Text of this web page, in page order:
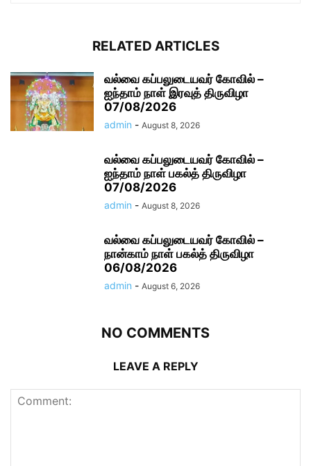
RELATED ARTICLES
வல்வை கப்பலுடையவர் கோவில் –
ஐந்தாம் நாள் இரவுத் திருவிழா
07/08/2026
admin - August 8, 2026
வல்வை கப்பலுடையவர் கோவில் –
ஐந்தாம் நாள் பகல்த் திருவிழா
07/08/2026
admin - August 8, 2026
வல்வை கப்பலுடையவர் கோவில் –
நான்காம் நாள் பகல்த் திருவிழா
06/08/2026
admin - August 6, 2026
NO COMMENTS
LEAVE A REPLY